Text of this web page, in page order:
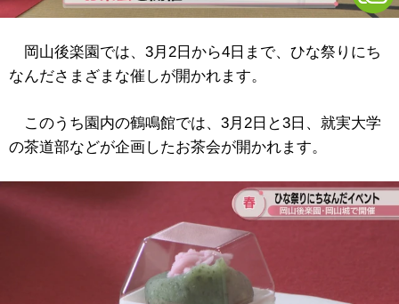
岡山後楽園では、3月2日から4日まで、ひな祭りにち
なんださまざまな催しが開かれます。
このうち園内の鶴鳴館では、3月2日と3日、就実大学
の茶道部などが企画したお茶会が開かれます。